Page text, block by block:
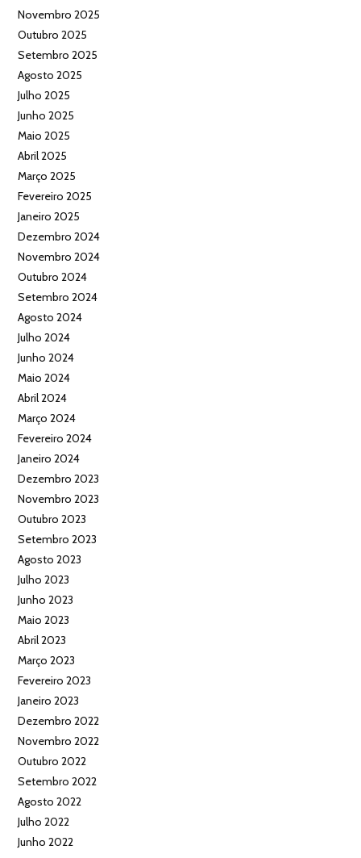
Novembro 2025
Outubro 2025
Setembro 2025
Agosto 2025
Julho 2025
Junho 2025
Maio 2025
Abril 2025
Março 2025
Fevereiro 2025
Janeiro 2025
Dezembro 2024
Novembro 2024
Outubro 2024
Setembro 2024
Agosto 2024
Julho 2024
Junho 2024
Maio 2024
Abril 2024
Março 2024
Fevereiro 2024
Janeiro 2024
Dezembro 2023
Novembro 2023
Outubro 2023
Setembro 2023
Agosto 2023
Julho 2023
Junho 2023
Maio 2023
Abril 2023
Março 2023
Fevereiro 2023
Janeiro 2023
Dezembro 2022
Novembro 2022
Outubro 2022
Setembro 2022
Agosto 2022
Julho 2022
Junho 2022